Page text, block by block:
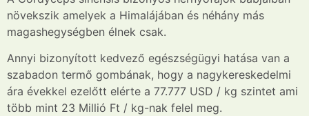
növekszik amelyek a Himalájában és néhány más
magashegységben élnek csak.
Annyi bizonyított kedvező egészségügyi hatása van a
szabadon termő gombának, hogy a nagykereskedelmi
ára évekkel ezelőtt elérte a 77.777 USD / kg szintet ami
több mint 23 Millió Ft / kg-nak felel meg.